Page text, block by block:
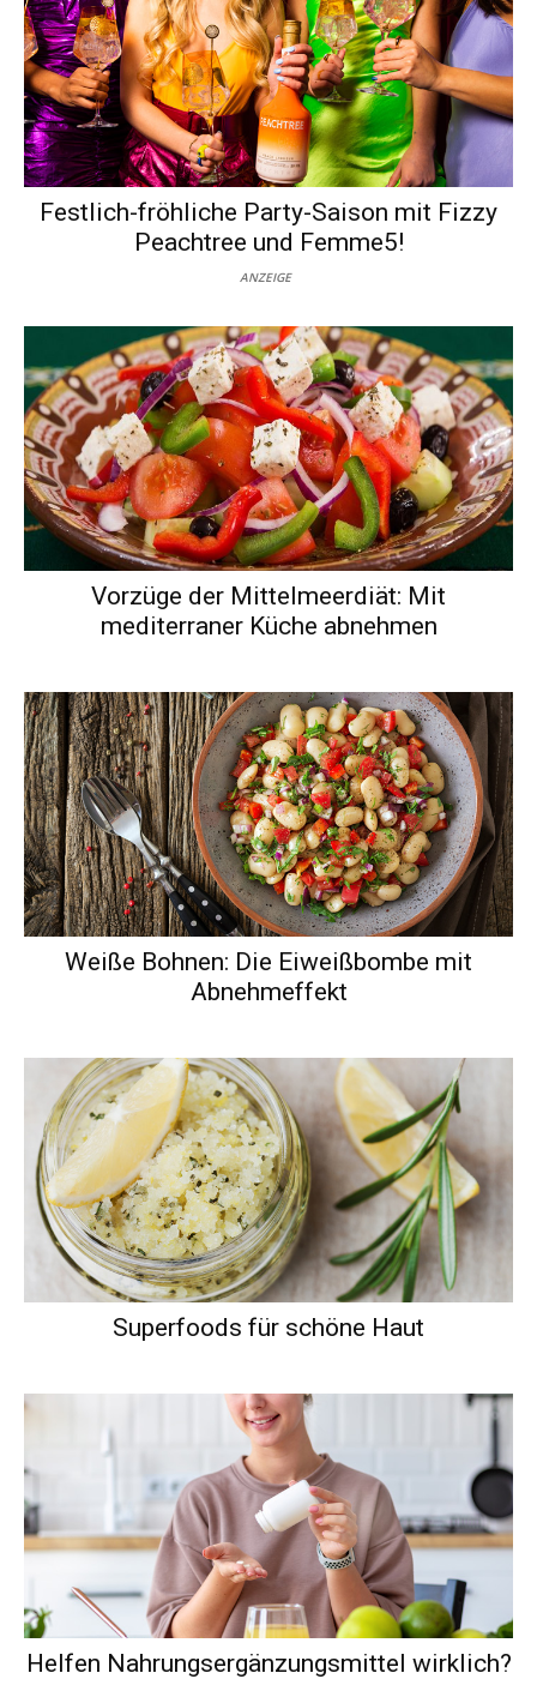
Festlich-fröhliche Party-Saison mit Fizzy
Peachtree und Femme5!
ANZEIGE
Vorzüge der Mittelmeerdiät: Mit
mediterraner Küche abnehmen
Weiße Bohnen: Die Eiweißbombe mit
Abnehmeffekt
Superfoods für schöne Haut
Helfen Nahrungsergänzungsmittel wirklich?